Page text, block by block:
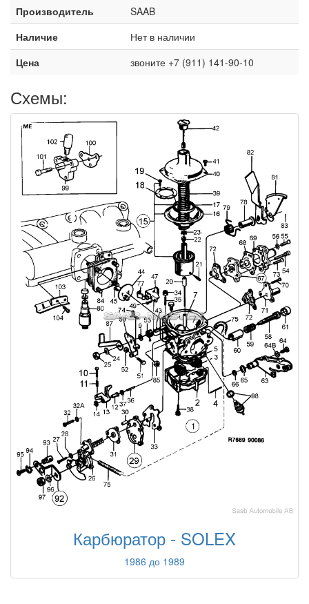
Производитель
SAAB
Наличие
Нет в наличии
Цена
звоните +7 (911) 141-90-10
Схемы:
Карбюратор - SOLEX
1986 до 1989